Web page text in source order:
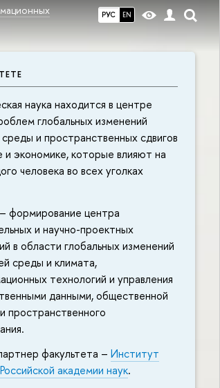
РУС EN
наука находится в центре
глобальных изменений
и пространственных сдвигов
и экономике, которые влияют на
человека во всех уголках
формирование центра
и научно-проектных
в области глобальных изменений
среды и климата,
технологий и управления
данными, общественной
пространственного
факультета – Институт
академии наук.